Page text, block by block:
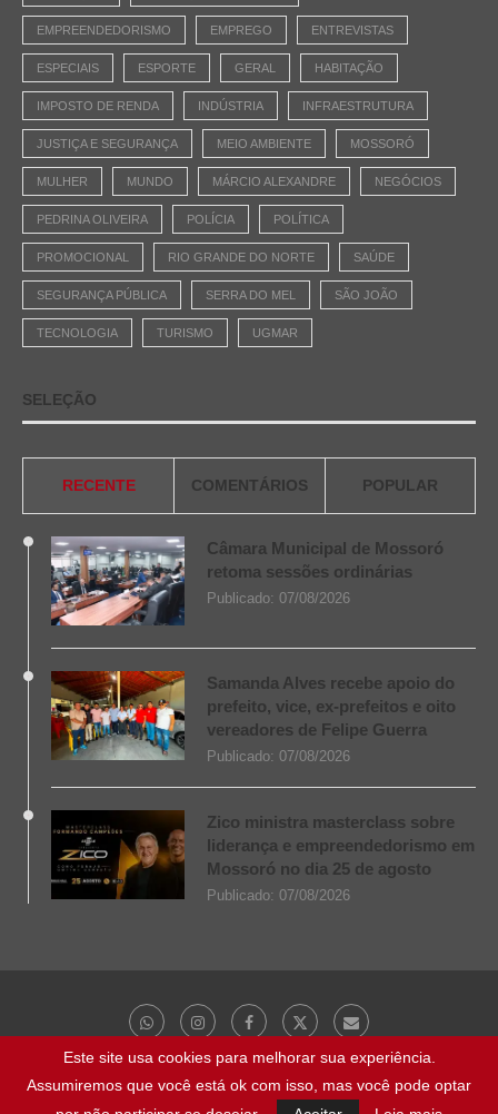
EMPREENDEDORISMO EMPREGO ENTREVISTAS
ESPECIAIS ESPORTE GERAL HABITAÇÃO
IMPOSTO DE RENDA INDÚSTRIA INFRAESTRUTURA
JUSTIÇA E SEGURANÇA MEIO AMBIENTE MOSSORÓ
MULHER MUNDO MÁRCIO ALEXANDRE NEGÓCIOS
PEDRINA OLIVEIRA POLÍCIA POLÍTICA
PROMOCIONAL RIO GRANDE DO NORTE SAÚDE
SEGURANÇA PÚBLICA SERRA DO MEL SÃO JOÃO
TECNOLOGIA TURISMO UGMAR
SELEÇÃO
RECENTE COMENTÁRIOS POPULAR
Câmara Municipal de Mossoró
retoma sessões ordinárias
Publicado: 07/08/2026
Samanda Alves recebe apoio do
prefeito, vice, ex-prefeitos e oito
vereadores de Felipe Guerra
Publicado: 07/08/2026
Zico ministra masterclass sobre
liderança e empreendedorismo em
Mossoró no dia 25 de agosto
Publicado: 07/08/2026
@ 2023 - Todos os direitos reservados | NaBocaDaNoite.com.br
Este site usa cookies para melhorar sua experiência.
Assumiremos que você está ok com isso, mas você pode optar